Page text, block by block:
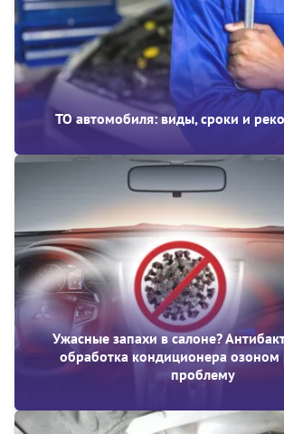
ТО автомобиля: виды, сроки и
Ужасные запахи в салоне?
обработка кондиционера озоном
проблему